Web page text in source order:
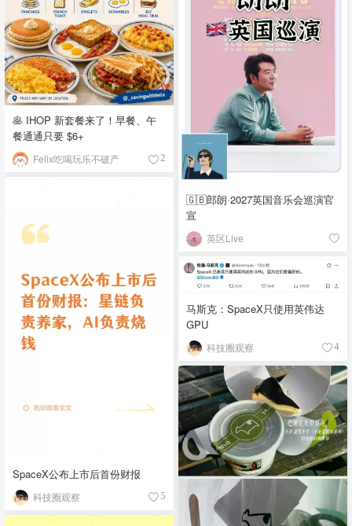
🥞 IHOP 新套餐来了！早餐、午
餐通通只要 $6+
Felix吃喝玩乐不破产 2
🇬🇧郎朗·2027英国音乐会巡演官
宣
英区Live
SpaceX公布上市后首份财报
科技圈观察 5
马斯克：SpaceX只使用英伟达
GPU
科技圈观察 4